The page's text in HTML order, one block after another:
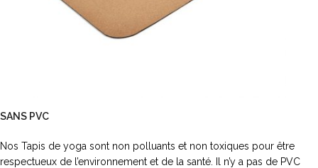
SANS PVC
Nos Tapis de yoga sont non polluants et non toxiques pour être
respectueux de l’environnement et de la santé. Il n’y a pas de PVC